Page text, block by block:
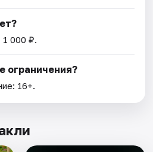
1 000 ₽.
ограничения?
16+.